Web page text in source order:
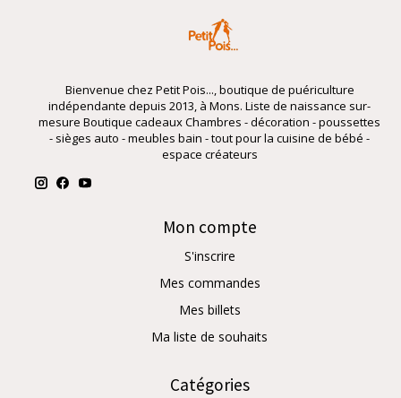
Bienvenue chez Petit Pois..., boutique de puériculture
indépendante depuis 2013, à Mons. Liste de naissance sur-
mesure Boutique cadeaux Chambres - décoration - poussettes
- sièges auto - meubles bain - tout pour la cuisine de bébé -
espace créateurs
Mon compte
S'inscrire
Mes commandes
Mes billets
Ma liste de souhaits
Catégories